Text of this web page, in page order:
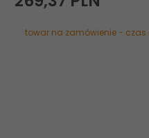
towar na zamówienie -